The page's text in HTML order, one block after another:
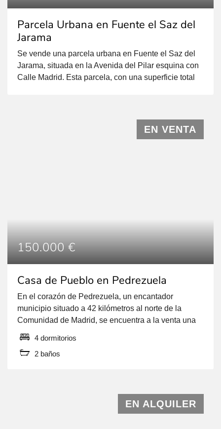
Parcela Urbana en Fuente el Saz del
Jarama
Se vende una parcela urbana en Fuente el Saz del
Jarama, situada en la Avenida del Pilar esquina con
Calle Madrid. Esta parcela, con una superficie total
plantas y bajo cubierta. Además, cuenta con un […]
EN VENTA
150.000 €
Casa de Pueblo en Pedrezuela
En el corazón de Pedrezuela, un encantador
municipio situado a 42 kilómetros al norte de la
Comunidad de Madrid, se encuentra a la venta una
casa de pueblo con 102 m2 construidos. Esta
población y al lado del ayuntamiento, está dividida
2 baños
4 dormitorios
EN ALQUILER